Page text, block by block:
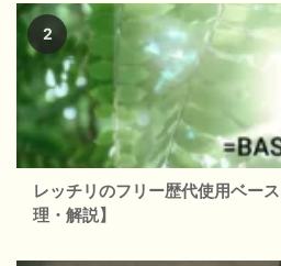
レッチリのフリー歴代使用ベー
理・解説】